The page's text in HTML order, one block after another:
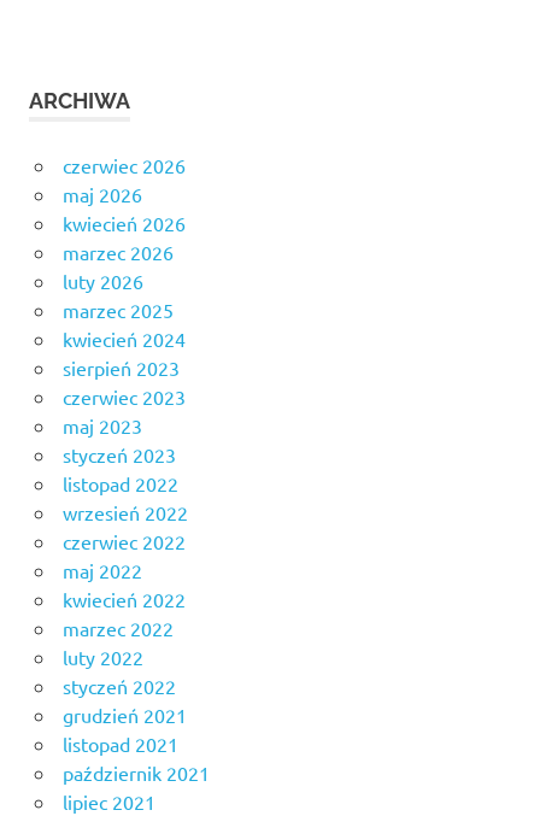
ARCHIWA
czerwiec 2026
maj 2026
kwiecień 2026
marzec 2026
luty 2026
marzec 2025
kwiecień 2024
sierpień 2023
czerwiec 2023
maj 2023
styczeń 2023
listopad 2022
wrzesień 2022
czerwiec 2022
maj 2022
kwiecień 2022
marzec 2022
luty 2022
styczeń 2022
grudzień 2021
listopad 2021
październik 2021
lipiec 2021